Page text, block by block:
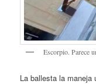
Escorpio. Parece
La ballesta la maneja